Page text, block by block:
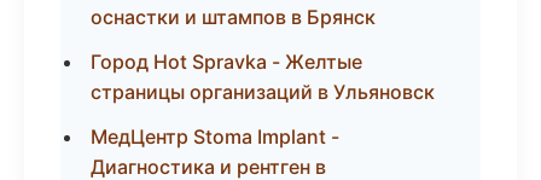
оснастки и штампов в Брянск
Город Hot Spravka - Желтые
страницы организаций в Ульяновск
МедЦентр Stoma Implant -
Диагностика и рентген в